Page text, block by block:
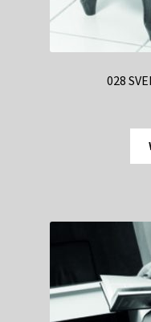
028